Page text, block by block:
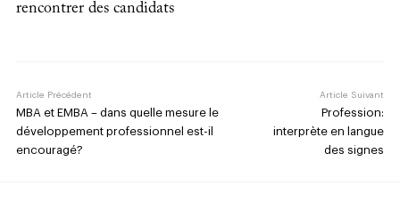
rencontrer des candidats
Article Précédent
MBA et EMBA – dans quelle mesure le
développement professionnel est-il
encouragé?
Article Suivant
Profession:
interprète en langue
des signes